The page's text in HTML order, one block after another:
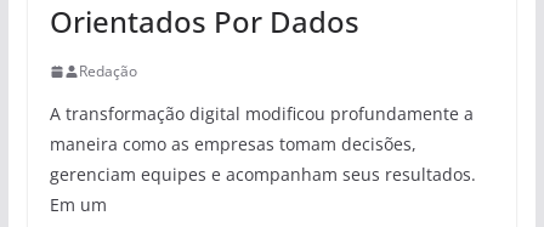
Orientados Por Dados
Redação
A transformação digital modificou profundamente a
maneira como as empresas tomam decisões,
gerenciam equipes e acompanham seus resultados.
Em um